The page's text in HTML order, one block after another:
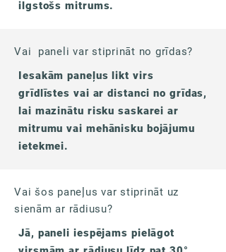
ilgstošs mitrums.
Vai paneli var stiprināt no grīdas?
Iesakām paneļus likt virs
grīdlīstes vai ar distanci no grīdas,
lai mazinātu risku saskarei ar
mitrumu vai mehānisku bojājumu
ietekmei.
Vai šos paneļus var stiprināt uz
sienām ar rādiusu?
Jā, paneli iespējams pielāgot